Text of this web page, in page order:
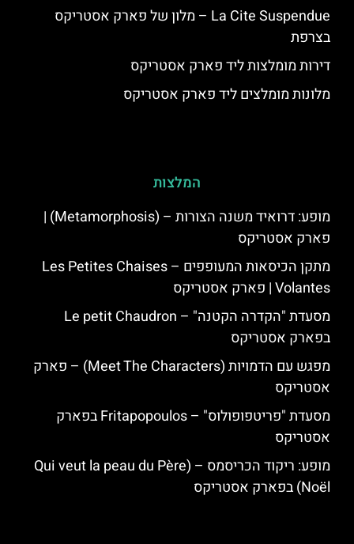
La Cite Suspendue – מלון של פארק אסטריקס
בצרפת
דירות מומלצות ליד פארק אסטריקס
מלונות מומלצים ליד פארק אסטריקס
המלצות
מופע: דרואיד משנה הצורות – (Metamorphosis) |
פארק אסטריקס
מתקן הכיסאות המעופפים – Les Petites Chaises
Volantes | פארק אסטריקס
מסעדת "הקדרה הקטנה" – Le petit Chaudron
בפארק אסטריקס
מפגש עם הדמויות (Meet The Characters) – פארק
אסטריקס
מסעדת "פריטפופולוס" – Fritapopoulos בפארק
אסטריקס
מופע: ריקוד הכריסמס – (Qui veut la peau du Père
Noël) בפארק אסטריקס